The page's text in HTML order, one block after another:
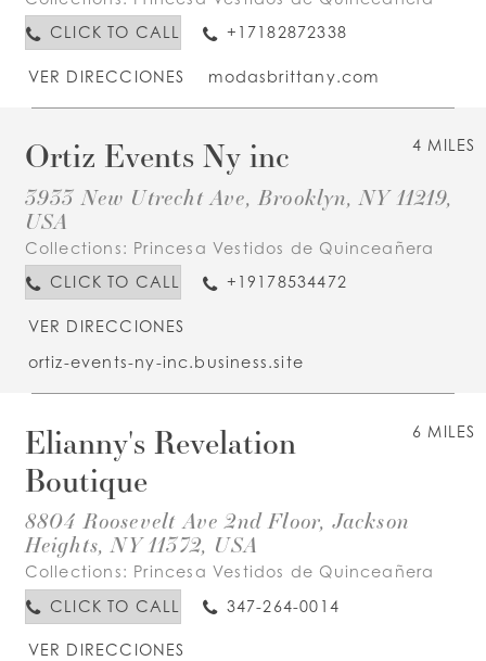
CLICK TO CALL
+17182872338
VER DIRECCIONES modasbrittany.com
4 MILES
Ortiz Events Ny inc
3933 New Utrecht Ave, Brooklyn, NY 11219,
USA
Collections: Princesa Vestidos de Quinceañera
CLICK TO CALL
+19178534472
VER DIRECCIONES
ortiz-events-ny-inc.business.site
6 MILES
Elianny's Revelation
Boutique
8804 Roosevelt Ave 2nd Floor, Jackson
Heights, NY 11372, USA
Collections: Princesa Vestidos de Quinceañera
CLICK TO CALL
347-264-0014
VER DIRECCIONES